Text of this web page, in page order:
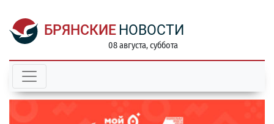
БРЯНСКИЕ НОВОСТИ
08 августа, суббота